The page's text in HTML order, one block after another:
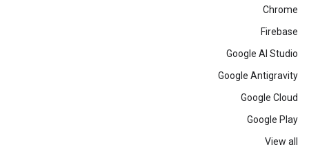
Chrome
Firebase
Google AI Studio
Google Antigravity
Google Cloud
Google Play
View all